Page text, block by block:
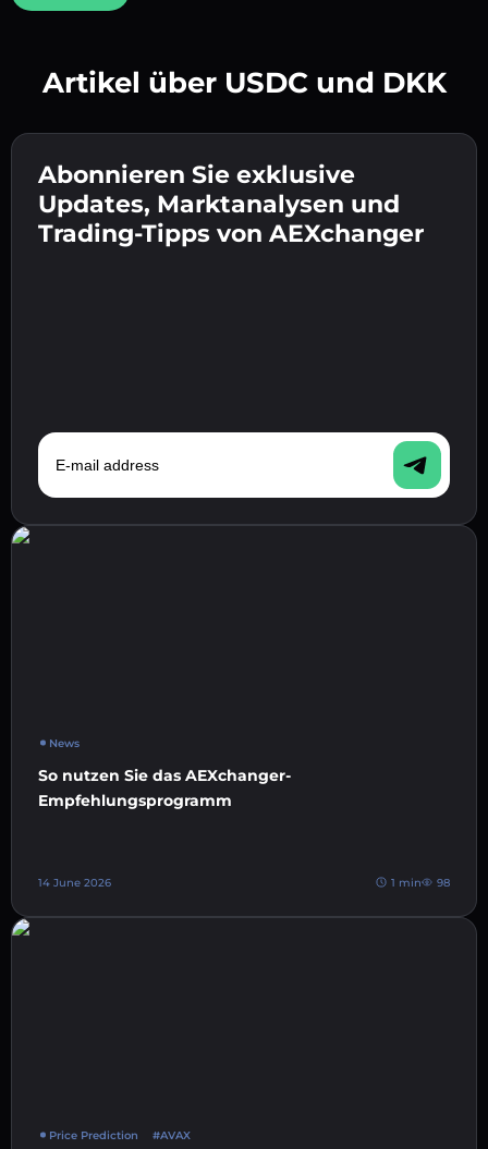
Gib deine Krypto-Wallet-Adresse ein 👉 fahre
mit dem nächsten Schritt fort.
Bestätige deine Identität 👉 fahre mit dem
letzten Schritt fort.
Sende die Einzahlung 👉 erhalte Krypto oder
Fiat in deiner Wallet.
Artikel über USDC und DKK
Abonnieren Sie exklusive
Updates, Marktanalysen und
Trading-Tipps von AEXchanger
E-mail address
News
So nutzen Sie das AEXchanger-
Empfehlungsprogramm
14 June 2026 1 min 98
Price Prediction #AVAX